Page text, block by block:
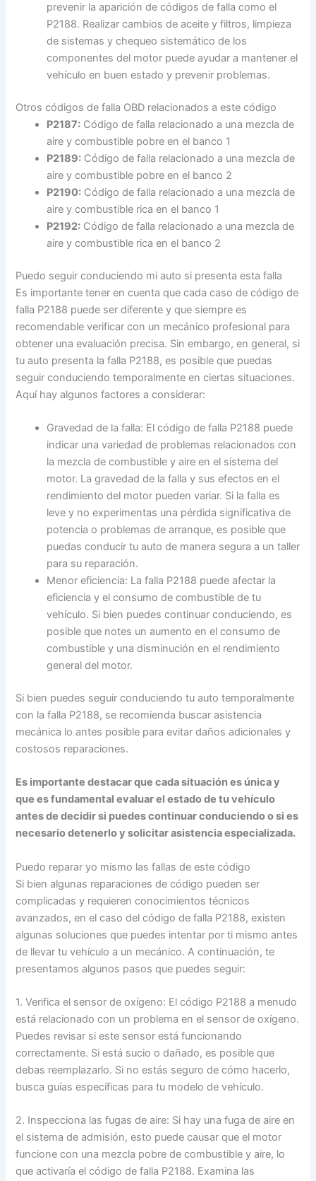
prevenir la aparición de códigos de falla como el
P2188. Realizar cambios de aceite y filtros, limpieza
de sistemas y chequeo sistemático de los
componentes del motor puede ayudar a mantener el
vehículo en buen estado y prevenir problemas.
Otros códigos de falla OBD relacionados a este código
P2187: Código de falla relacionado a una mezcla de
aire y combustible pobre en el banco 1
P2189: Código de falla relacionado a una mezcla de
aire y combustible pobre en el banco 2
P2190: Código de falla relacionado a una mezcla de
aire y combustible rica en el banco 1
P2192: Código de falla relacionado a una mezcla de
aire y combustible rica en el banco 2
Puedo seguir conduciendo mi auto si presenta esta falla
Es importante tener en cuenta que cada caso de código de
falla P2188 puede ser diferente y que siempre es
recomendable verificar con un mecánico profesional para
obtener una evaluación precisa. Sin embargo, en general, si
tu auto presenta la falla P2188, es posible que puedas
seguir conduciendo temporalmente en ciertas situaciones.
Aquí hay algunos factores a considerar:
Gravedad de la falla: El código de falla P2188 puede
indicar una variedad de problemas relacionados con
la mezcla de combustible y aire en el sistema del
motor. La gravedad de la falla y sus efectos en el
rendimiento del motor pueden variar. Si la falla es
leve y no experimentas una pérdida significativa de
potencia o problemas de arranque, es posible que
puedas conducir tu auto de manera segura a un taller
para su reparación.
Menor eficiencia: La falla P2188 puede afectar la
eficiencia y el consumo de combustible de tu
vehículo. Si bien puedes continuar conduciendo, es
posible que notes un aumento en el consumo de
combustible y una disminución en el rendimiento
general del motor.
Si bien puedes seguir conduciendo tu auto temporalmente
con la falla P2188, se recomienda buscar asistencia
mecánica lo antes posible para evitar daños adicionales y
costosos reparaciones.
Es importante destacar que cada situación es única y
que es fundamental evaluar el estado de tu vehículo
antes de decidir si puedes continuar conduciendo o si es
necesario detenerlo y solicitar asistencia especializada.
Puedo reparar yo mismo las fallas de este código
Si bien algunas reparaciones de código pueden ser
complicadas y requieren conocimientos técnicos
avanzados, en el caso del código de falla P2188, existen
algunas soluciones que puedes intentar por ti mismo antes
de llevar tu vehículo a un mecánico. A continuación, te
presentamos algunos pasos que puedes seguir:
1. Verifica el sensor de oxígeno: El código P2188 a menudo
está relacionado con un problema en el sensor de oxígeno.
Puedes revisar si este sensor está funcionando
correctamente. Si está sucio o dañado, es posible que
debas reemplazarlo. Si no estás seguro de cómo hacerlo,
busca guías específicas para tu modelo de vehículo.
2. Inspecciona las fugas de aire: Si hay una fuga de aire en
el sistema de admisión, esto puede causar que el motor
funcione con una mezcla pobre de combustible y aire, lo
que activaría el código de falla P2188. Examina las